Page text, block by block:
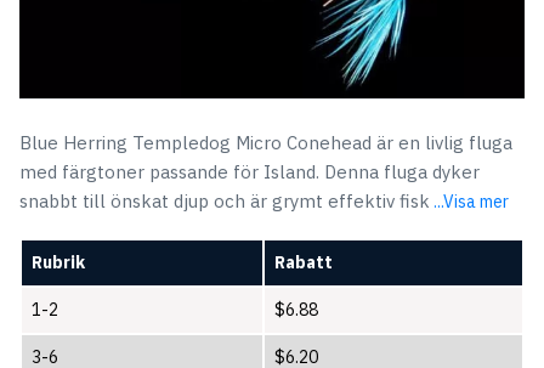
Blue Herring Templedog Micro Conehead är en livlig fluga
med färgtoner passande för Island. Denna fluga dyker
snabbt till önskat djup och är grymt effektiv fisk ...Visa mer
Rubrik Rabatt
1-2 $6.88
3-6 $6.20